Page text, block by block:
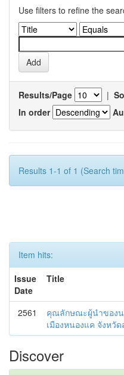
Use filters to refine the
Results/Page |
In order
Results 1-1 of 1 (Search
Item hits:
Issue
Date
Title
2561
คุณลักษณะผู้นำของน
เมืองหนองแค จังหวั
Discover